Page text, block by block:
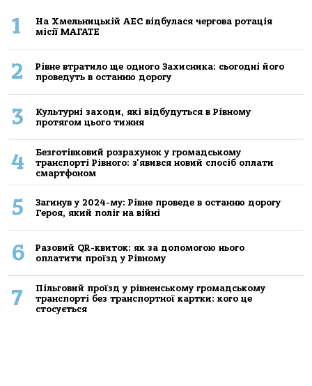
1
На Хмельницькій АЕС відбулася чергова ротація
місії МАГАТЕ
2
Рівне втратило ще одного Захисника: сьогодні його
проведуть в останню дорогу
3
Культурні заходи, які відбудуться в Рівному
протягом цього тижня
4
Безготівковий розрахунок у громадському
транспорті Рівного: з'явився новий спосіб оплати
смартфоном
5
Загинув у 2024-му: Рівне проведе в останню дорогу
Героя, який поліг на війні
6
Разовий QR-квиток: як за допомогою нього
оплатити проїзд у Рівному
7
Пільговий проїзд у рівненському громадському
транспорті без транспортної картки: кого це
стосується